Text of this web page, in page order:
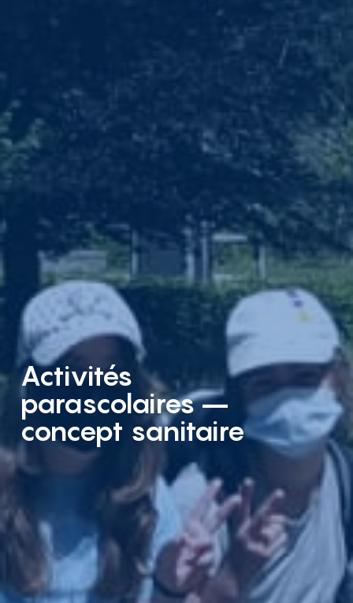
Activités
parascolaires –
concept sanitaire